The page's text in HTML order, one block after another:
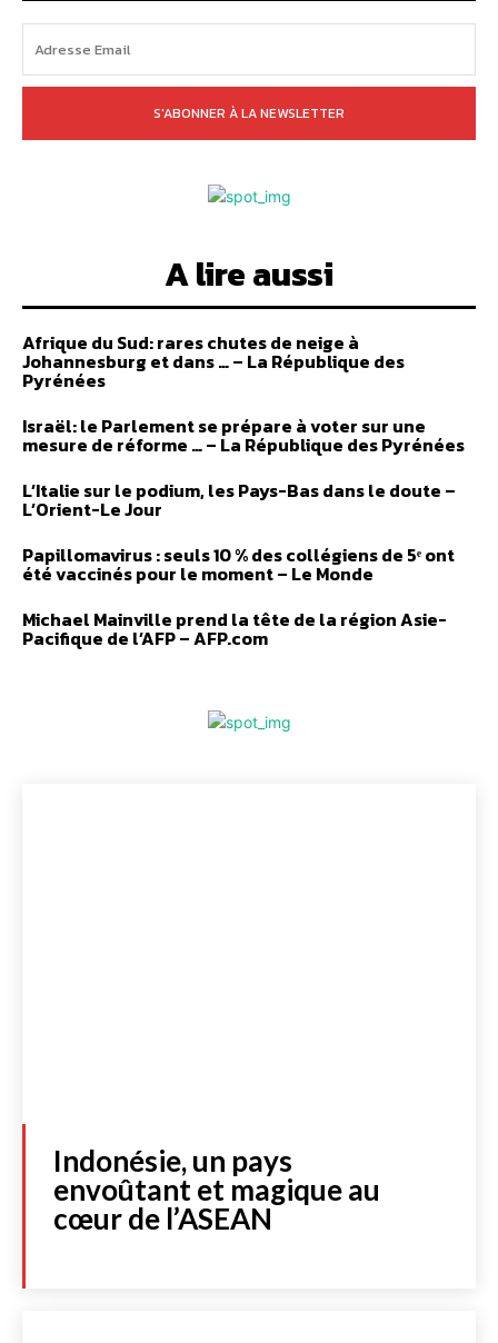
S'ABONNER À LA NEWSLETTER
A lire aussi
Afrique du Sud: rares chutes de neige à
Johannesburg et dans … – La République des
Pyrénées
Israël: le Parlement se prépare à voter sur une
mesure de réforme … – La République des Pyrénées
L’Italie sur le podium, les Pays-Bas dans le doute –
L’Orient-Le Jour
Papillomavirus : seuls 10 % des collégiens de 5ᵉ ont
été vaccinés pour le moment – Le Monde
Michael Mainville prend la tête de la région Asie-
Pacifique de l’AFP – AFP.com
Indonésie, un pays
envoûtant et magique au
cœur de l’ASEAN